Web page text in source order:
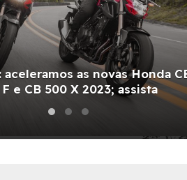
aceleramos as novas Honda
e CB 500 X 2023; assista